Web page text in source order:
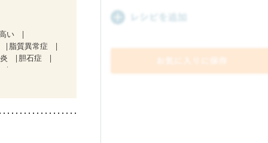
い
脂質異常症
胆石症